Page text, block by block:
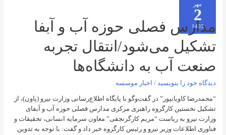
فصلی حوزه آب و آبفا
می‌شود/انتقال تجربه
آب به دانشگاه‌ها
بنویسید /اخبار موسسه
در گفت‌وگو با پایگاه اطلاع‌رسانی وزارت نیرو (پاون)، از
کارگروه راهبری مرکزی مدارس فصلی حوزه آب و آبفای
به ریاست “مریم کارگرنجفی” معاون سرمایه انسانی، تحقیقات و
وزیر نیرو و رئیس کارگروه خبر داد و گفت: با توجه به تدوین